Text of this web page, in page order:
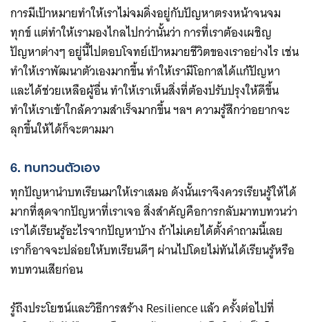
การมีเป้าหมายทำให้เราไม่จมดิ่งอยู่กับปัญหาตรงหน้าจนจม
ทุกข์ แต่ทำให้เรามองไกลไปกว่านั้นว่า การที่เราต้องเผชิญ
ปัญหาต่างๆ อยู่นี้ไปตอบโจทย์เป้าหมายชีวิตของเราอย่างไร เช่น
ทำให้เราพัฒนาตัวเองมากขึ้น ทำให้เรามีโอกาสได้แก้ปัญหา
และได้ช่วยเหลือผู้อื่น ทำให้เราเห็นสิ่งที่ต้องปรับปรุงให้ดีขึ้น
ทำให้เราเข้าใกล้ความสำเร็จมากขึ้น ฯลฯ ความรู้สึกว่าอยากจะ
ลุกขึ้นให้ได้ก็จะตามมา
6. ทบทวนตัวเอง
ทุกปัญหานำบทเรียนมาให้เราเสมอ ดังนั้นเราจึงควรเรียนรู้ให้ได้
มากที่สุดจากปัญหาที่เราเจอ สิ่งสำคัญคือการกลับมาทบทวนว่า
เราได้เรียนรู้อะไรจากปัญหาบ้าง ถ้าไม่เคยได้ตั้งคำถามนี้เลย
เราก็อาจจะปล่อยให้บทเรียนดีๆ ผ่านไปโดยไม่ทันได้เรียนรู้หรือ
ทบทวนเสียก่อน
รู้ถึงประโยชน์และวิธีการสร้าง Resilience แล้ว ครั้งต่อไปที่